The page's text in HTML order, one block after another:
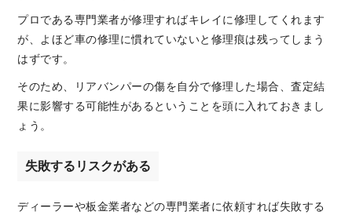
プロである専門業者が修理すればキレイに修理してくれます
が、よほど車の修理に慣れていないと修理痕は残ってしまう
はずです。
そのため、リアバンパーの傷を自分で修理した場合、査定結
果に影響する可能性があるということを頭に入れておきまし
ょう。
失敗するリスクがある
ディーラーや板金業者などの専門業者に依頼すれば失敗する